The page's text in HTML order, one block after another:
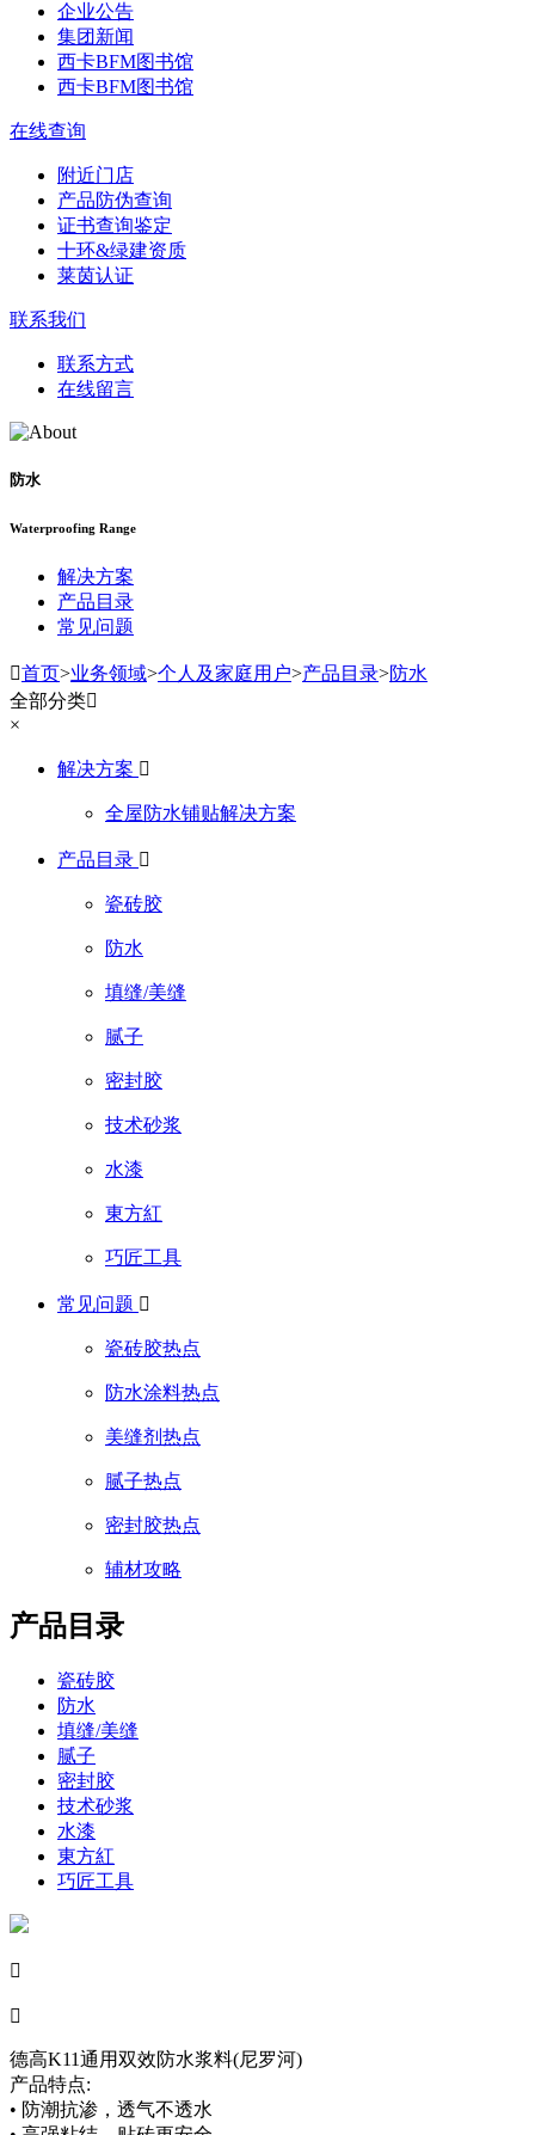
企业公告
集团新闻
西卡BFM图书馆
西卡BFM图书馆
在线查询
附近门店
产品防伪查询
证书查询鉴定
十环&绿建资质
莱茵认证
联系我们
联系方式
在线留言
防水
Waterproofing Range
解决方案
产品目录
常见问题
首页>业务领域>个人及家庭用户>产品目录>防水
全部分类
×
解决方案 
全屋防水铺贴解决方案
产品目录 
瓷砖胶
防水
填缝/美缝
腻子
密封胶
技术砂浆
水漆
東方紅
巧匠工具
常见问题 
瓷砖胶热点
防水涂料热点
美缝剂热点
腻子热点
密封胶热点
辅材攻略
产品目录
瓷砖胶
防水
填缝/美缝
腻子
密封胶
技术砂浆
水漆
東方紅
巧匠工具


德高K11通用双效防水浆料(尼罗河)
产品特点:
• 防潮抗渗，透气不透水